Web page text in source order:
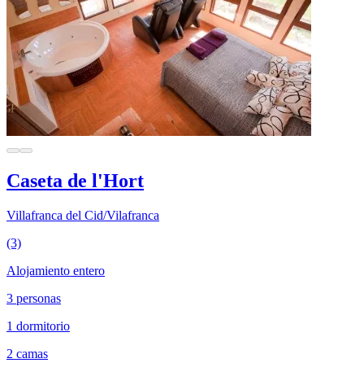
Caseta de l'Hort
Villafranca del Cid/Vilafranca
(3)
Alojamiento entero
3 personas
1 dormitorio
2 camas